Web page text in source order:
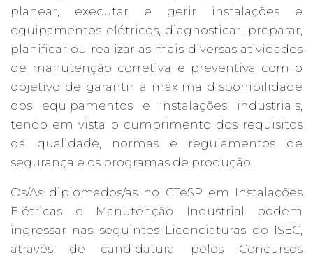
planear, executar e gerir instalações e
equipamentos elétricos, diagnosticar, preparar,
planificar ou realizar as mais diversas atividades
de manutenção corretiva e preventiva com o
objetivo de garantir a máxima disponibilidade
dos equipamentos e instalações industriais,
tendo em vista o cumprimento dos requisitos
da qualidade, normas e regulamentos de
segurança e os programas de produção.
Os/As diplomados/as no CTeSP em Instalações
Elétricas e Manutenção Industrial podem
ingressar nas seguintes Licenciaturas do ISEC,
através de candidatura pelos Concursos